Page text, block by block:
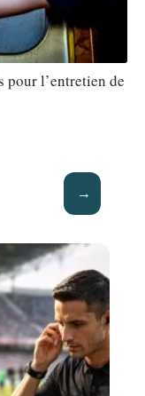
pour l’entretien de